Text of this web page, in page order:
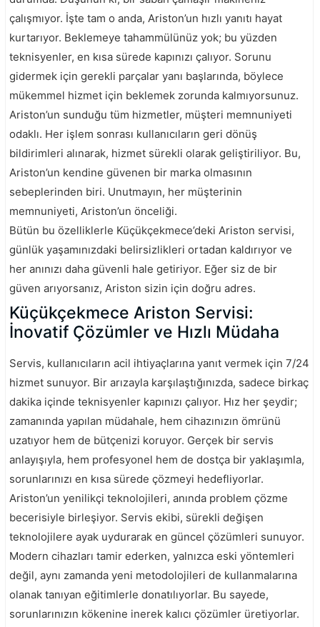
çalışmıyor. İşte tam o anda, Ariston’un hızlı yanıtı hayat
kurtarıyor. Beklemeye tahammülünüz yok; bu yüzden
teknisyenler, en kısa sürede kapınızı çalıyor. Sorunu
gidermek için gerekli parçalar yanı başlarında, böylece
mükemmel hizmet için beklemek zorunda kalmıyorsunuz.
Ariston’un sunduğu tüm hizmetler, müşteri memnuniyeti
odaklı. Her işlem sonrası kullanıcıların geri dönüş
bildirimleri alınarak, hizmet sürekli olarak geliştiriliyor. Bu,
Ariston’un kendine güvenen bir marka olmasının
sebeplerinden biri. Unutmayın, her müşterinin
memnuniyeti, Ariston’un önceliği.
Bütün bu özelliklerle Küçükçekmece’deki Ariston servisi,
günlük yaşamınızdaki belirsizlikleri ortadan kaldırıyor ve
her anınızı daha güvenli hale getiriyor. Eğer siz de bir
güven arıyorsanız, Ariston sizin için doğru adres.
Küçükçekmece Ariston Servisi:
İnovatif Çözümler ve Hızlı Müdaha
Servis, kullanıcıların acil ihtiyaçlarına yanıt vermek için 7/24
hizmet sunuyor. Bir arızayla karşılaştığınızda, sadece birkaç
dakika içinde teknisyenler kapınızı çalıyor. Hız her şeydir;
zamanında yapılan müdahale, hem cihazınızın ömrünü
uzatıyor hem de bütçenizi koruyor. Gerçek bir servis
anlayışıyla, hem profesyonel hem de dostça bir yaklaşımla,
sorunlarınızı en kısa sürede çözmeyi hedefliyorlar.
Ariston’un yenilikçi teknolojileri, anında problem çözme
becerisiyle birleşiyor. Servis ekibi, sürekli değişen
teknolojilere ayak uydurarak en güncel çözümleri sunuyor.
Modern cihazları tamir ederken, yalnızca eski yöntemleri
değil, aynı zamanda yeni metodolojileri de kullanmalarına
olanak tanıyan eğitimlerle donatılıyorlar. Bu sayede,
sorunlarınızın kökenine inerek kalıcı çözümler üretiyorlar.